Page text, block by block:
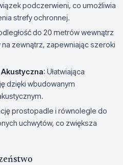
podczerwieni, co umożliwia
strefy ochronnej.
do 20 metrów wewnątrz
zewnątrz, zapewniając szeroki
: Ułatwiająca
dzięki wbudowanym
prostopadle i równolegle do
uchwytów, co zwiększa